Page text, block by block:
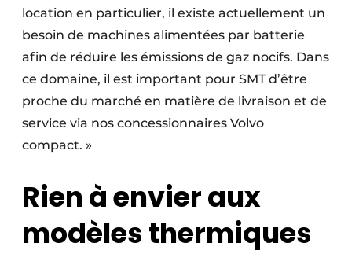
location en particulier, il existe actuellement un
besoin de machines alimentées par batterie
afin de réduire les émissions de gaz nocifs. Dans
ce domaine, il est important pour SMT d’être
proche du marché en matière de livraison et de
service via nos concessionnaires Volvo
compact. »
Rien à envier aux
modèles thermiques